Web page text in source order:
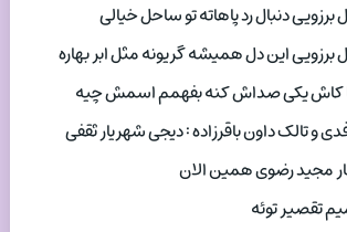
برزویی دنبال رد پاهاته تو ساحل خیالی
برزویی این دل همیشه گریونه مثل ابر بهاره
کاش یکی صداش کنه بفهمم اسمش چیه
و تالک داون باقرزاده : دیجی شهریار ثقفی
مجید رضوی همین الان
تقصیر توئه